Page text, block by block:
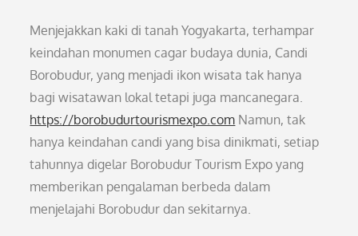
Menjejakkan kaki di tanah Yogyakarta, terhampar
keindahan monumen cagar budaya dunia, Candi
Borobudur, yang menjadi ikon wisata tak hanya
bagi wisatawan lokal tetapi juga mancanegara.
https://borobudurtourismexpo.com Namun, tak
hanya keindahan candi yang bisa dinikmati, setiap
tahunnya digelar Borobudur Tourism Expo yang
memberikan pengalaman berbeda dalam
menjelajahi Borobudur dan sekitarnya.